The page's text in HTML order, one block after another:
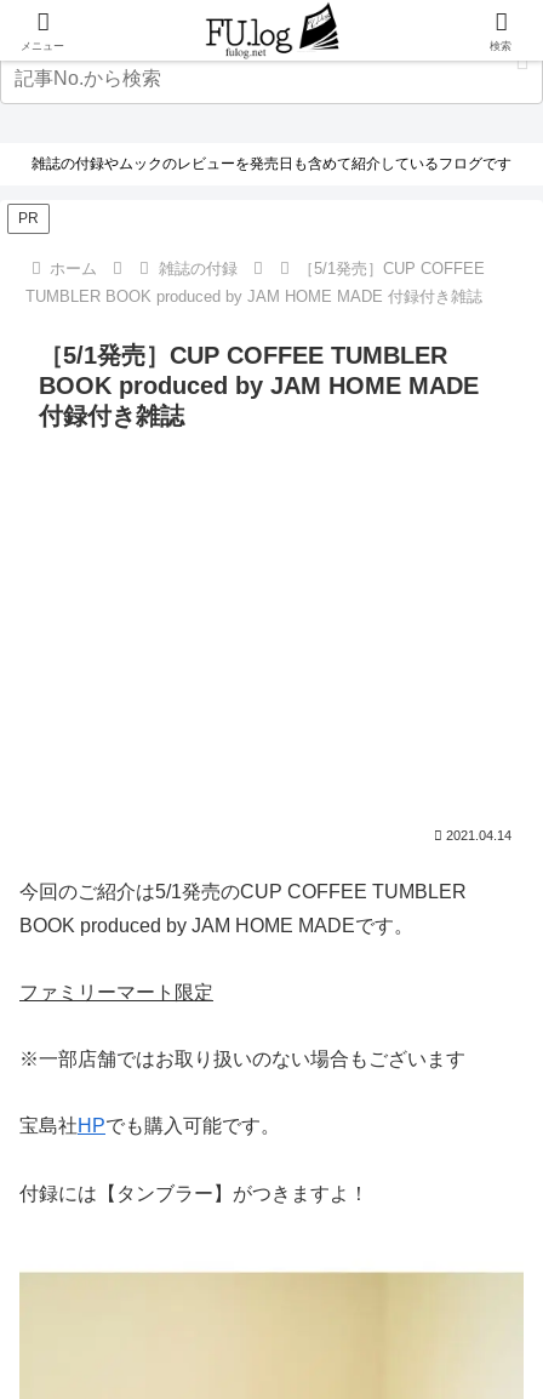
雑誌の付録やムックのレビューを発売日も含めて紹介しているフログです
PR
ホーム 雑誌の付録
［5/1発売］CUP COFFEE
TUMBLER BOOK produced by JAM HOME MADE 付録付き雑誌
［5/1発売］CUP COFFEE TUMBLER
BOOK produced by JAM HOME MADE
付録付き雑誌
2021.04.14
今回のご紹介は5/1発売のCUP COFFEE TUMBLER
BOOK produced by JAM HOME MADEです。
ファミリーマート限定
※一部店舗ではお取り扱いのない場合もございます
宝島社HPでも購入可能です。
付録には【タンブラー】がつきますよ！
メニュー 検索